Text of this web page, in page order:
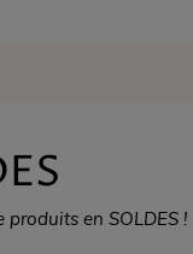
produits en SOLDES !